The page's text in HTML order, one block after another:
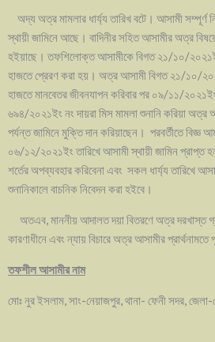
অদ্য অত্র মামলার ধার্য্য তারিখ বটে। আসামী সম্পূর্ণ
স্থায়ী জামিনে আছে। বাদিনীর সহিত আসামীর অত্র
হইয়াছে। তফশিলোক্ত আসামীকে বিগত ২১/১০/২০২১ইং
হাজতে প্রেরণ করা হয়। অত্র আসামী বিগত ২১/১০/
হাজতে মানবেতর জীবনযাপন করিবার পর ০৯/১১/
৬৯৪/২০২১ইং নং দায়রা মিস মামলা শুনানি করিয়া
পর্যন্ত জামিনে মুক্তি দান করিয়াছেন। পরবর্তীতে
০৬/১২/২০২১ইং তারিখে আসামী স্থায়ী জামিন
শর্তের অপব্যবহার করিবেনা এবং সকল ধার্য্য তারিখে
শুনানিকালে বাচনিক নিবেদন করা হইবে।
অতএব, মাননীয় আদালত দয়া বিতরণে অত্র দরখাস্ত
কারণাধীনে এবং ন্যায় বিচারে অত্র আসামীর
তফশীল আসামীর নাম
মোঃ নুর ইসলাম, সাং-নেয়াজপুর, থানা- ফেনী সদর, জেলা-